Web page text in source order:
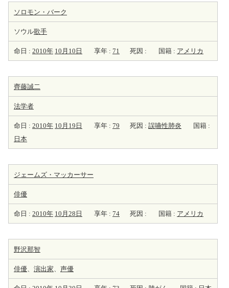
ソロモン・バーク
ソウル歌手
命日 : 2010年 10月10日 享年 : 71 死因 : 国籍 : アメリカ
齊藤誠二
法学者
命日 : 2010年 10月19日 享年 : 79 死因 : 誤嚥性肺炎
国籍 :
日本
ジェームズ・マッカーサー
俳優
命日 : 2010年 10月28日 享年 : 74 死因 : 国籍 : アメリカ
野沢那智
俳優、 演出家、 声優